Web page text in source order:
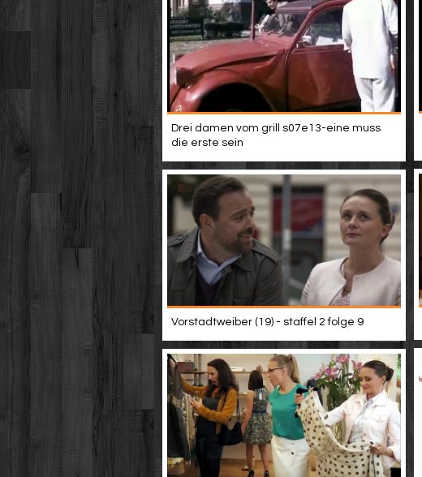
Drei damen vom grill s07e13-eine muss
die erste sein
Vorstadtweiber (19) - staffel 2 folge 9